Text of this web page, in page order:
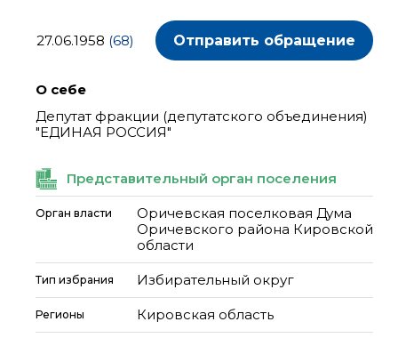
27.06.1958 (68) Отправить обращение
О себе
Депутат фракции (депутатского объединения)
"ЕДИНАЯ РОССИЯ"
Представительный орган поселения
Орган власти
Оричевская поселковая Дума
Оричевского района Кировской
области
Тип избрания Избирательный округ
Регионы Кировская область